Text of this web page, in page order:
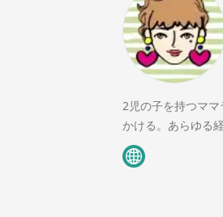
2児の子を持つマ
かける。あらゆる